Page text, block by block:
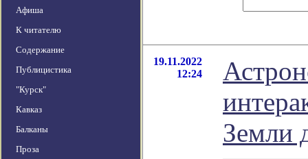
Афиша
К читателю
Содержание
Публицистика
"Курск"
Кавказ
Балканы
Проза
19.11.2022
12:24
Земли